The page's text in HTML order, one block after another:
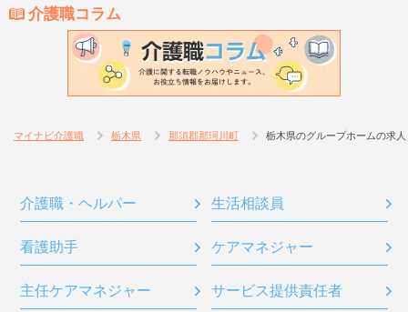
介護職コラム
マイナビ介護職 栃木県 那須郡那珂川町 栃木県のグループホームの求
介護職・ヘルパー 生活相談員
看護助手 ケアマネジャー
主任ケアマネジャー サービス提供責任者